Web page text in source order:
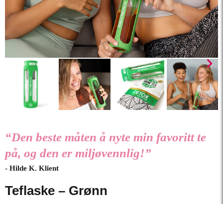
“Den beste måten å nyte min favoritt te
på, og den er miljøvennlig!”
- Hilde K. Klient
Teflaske – Grønn